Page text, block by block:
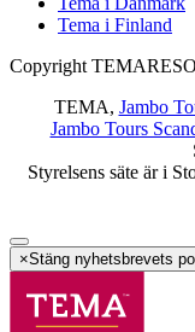
Tema i Finland
Copyright
TEMA, Jambo
Jambo Tours
Styrelsens säte är i
×Stäng nyhetsbrevets